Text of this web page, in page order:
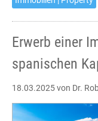
Erwerb einer
spanischen
18.03.2025von Dr.